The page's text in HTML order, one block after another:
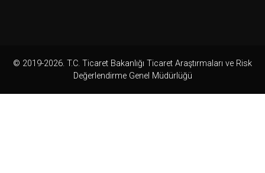
© 2019-2026. T.C. Ticaret Bakanlığı Ticaret Araştırmaları ve Risk
Değerlendirme Genel Müdürlüğü